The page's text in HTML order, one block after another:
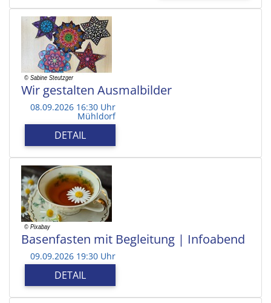
Wir gestalten Ausmalbilder
08.09.2026 16:30 Uhr
Mühldorf
DETAIL
Basenfasten mit Begleitung | Infoabend
09.09.2026 19:30 Uhr
DETAIL